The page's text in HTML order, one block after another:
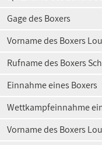
Gage des Boxers
Vorname des Boxers
Rufname des Boxers
Einnahme eines Boxers
Wettkampfeinnahme
Vorname des Boxers